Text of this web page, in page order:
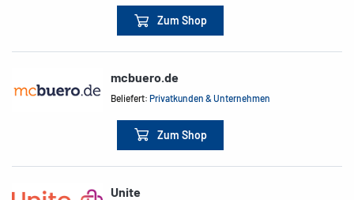
Zum Shop
mcbuero.de
Beliefert:Privatkunden & Unternehmen
Zum Shop
Unite